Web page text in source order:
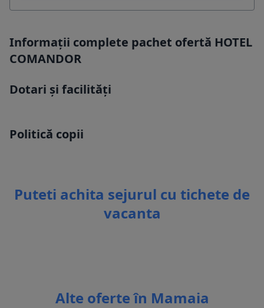
Informații complete pachet ofertă HOTEL
COMANDOR
Dotari și facilități
Politică copii
Puteti achita sejurul cu tichete de
vacanta
Alte oferte în Mamaia